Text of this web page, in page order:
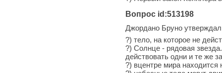
Вопрос id:513198
Джордано Бруно
?) тело, на которое не
?) Солнце - рядовая
действовать одни и те же
?) вцентре мира